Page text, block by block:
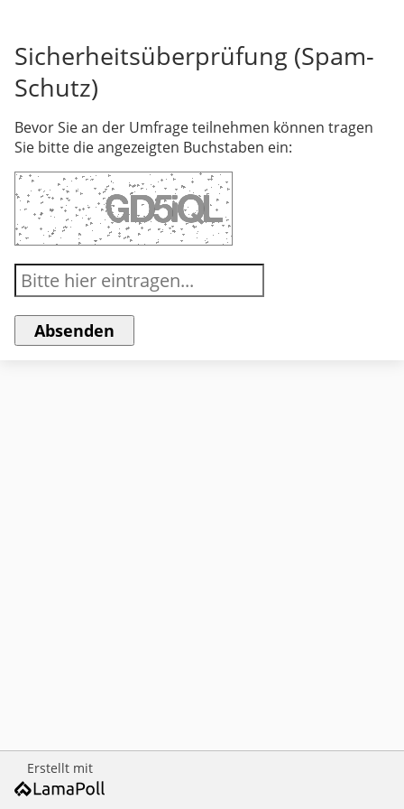
Sicherheitsüberprüfung (Spam-
Schutz)
Bevor Sie an der Umfrage teilnehmen können tragen
Sie bitte die angezeigten Buchstaben ein:
Erstellt mit